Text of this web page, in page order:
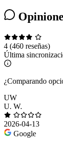
4 (460 reseñas)
Última
¿Comparando
UW
U. W.
2026-04-13
Google